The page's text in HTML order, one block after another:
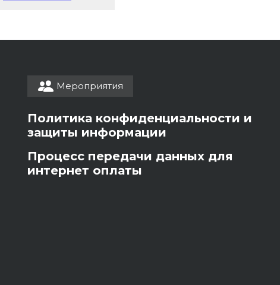
Мероприятия
Политика конфиденциальности и
защиты информации
Процесс передачи данных для
интернет оплаты